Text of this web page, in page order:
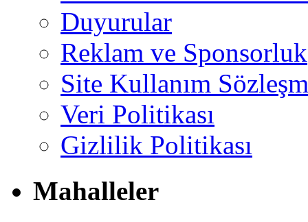
Duyurular
Reklam ve Sponsorluk
Site Kullanım
Veri Politikası
Gizlilik Politikası
Mahalleler